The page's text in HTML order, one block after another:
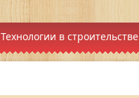
Технологии в строительстве